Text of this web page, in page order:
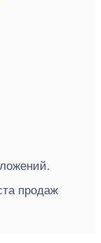
продаж